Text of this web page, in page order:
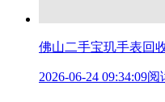
佛山二手宝玑手表回
2026-06-24 09:34:09阅